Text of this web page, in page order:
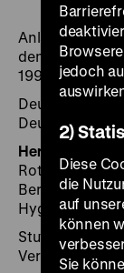
Anlässlich der
den Körper in
1990 bis 28.
Deutsches
Deutschen
Herausgegeben
Roth. veranst.
Berlin, in
Hygiene-
Stuttgart 1990,
Verlag
jedoch
2)
Diese
die
auf
können
Sie